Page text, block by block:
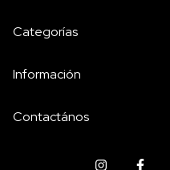
Categorías
Información
Contactános